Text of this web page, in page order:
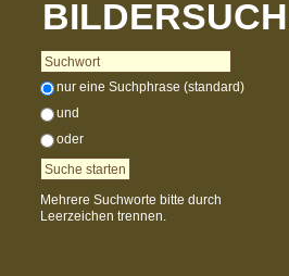
nur eine Suchphrase (standard)
und
oder
Mehrere Suchworte bitte durch
Leerzeichen trennen.